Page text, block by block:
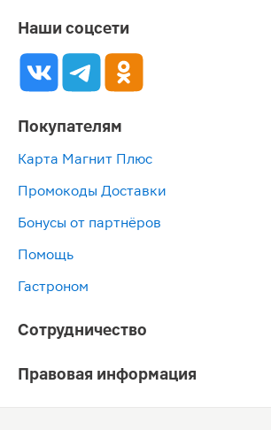
Наши соцсети
Покупателям
Карта Магнит Плюс
Промокоды Доставки
Бонусы от партнёров
Помощь
Гастроном
Сотрудничество
Правовая информация